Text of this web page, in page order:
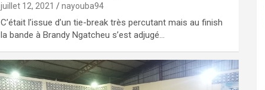
juillet 12, 2021 nayouba94
C’était l’issue d’un tie-break très percutant mais au finish
la bande à Brandy Ngatcheu s’est adjugé…